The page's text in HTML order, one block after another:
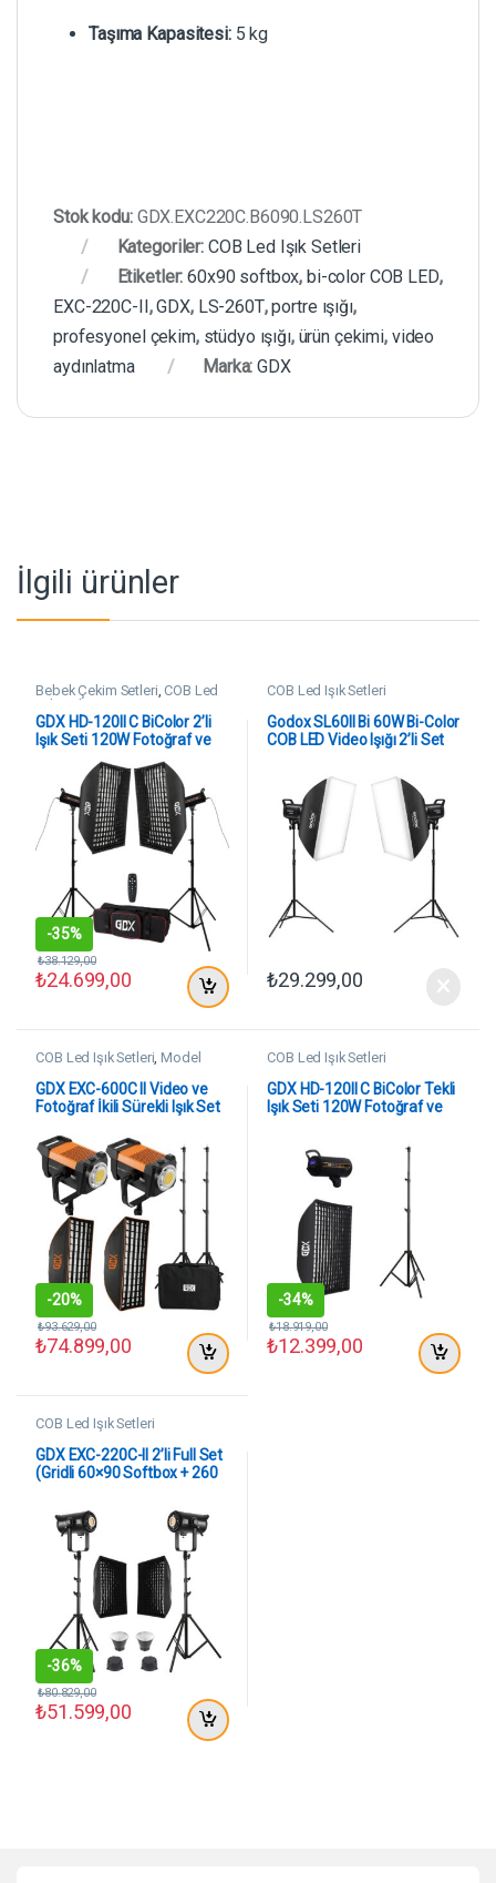
Taşıma Kapasitesi:5 kg
Stok kodu: GDX.EXC220C.B6090.LS260T
Kategoriler: COB Led Işık Setleri
Etiketler:60x90 softbox, bi-color COB LED,
EXC-220C-II ,GDX, LS-260T,portre ışığı,
profesyonel çekim, stüdyo ışığı, ürün çekimi, video
aydınlatma
Marka:GDX
İlgili ürünler
Bebek Çekim Setleri, COB Led
Işık Setleri
GDX HD-120II C BiColor 2’li
Işık Seti 120W Fotoğraf ve
Video LED Işığı
-35%
₺24.699,00
₺38.129,00
COB Led Işık Setleri
Godox SL60II Bi 60W Bi-Color
COB LED Video Işığı 2’li Set
₺29.299,00
COB Led Işık Setleri ,Model
Çekim Setleri
GDX EXC-600C II Video ve
Fotoğraf İkili Sürekli Işık Set
-20%
₺74.899,00
₺93.629,00
COB Led Işık Setleri
GDX HD-120II C BiColor Tekli
Işık Seti 120W Fotoğraf ve
-34%
₺12.399,00
₺18.919,00
COB Led Işık Setleri
GDX EXC-220C-II 2’li Full Set
(Gridli 60×90 Softbox + 260
-36%
₺51.599,00
₺80.829,00